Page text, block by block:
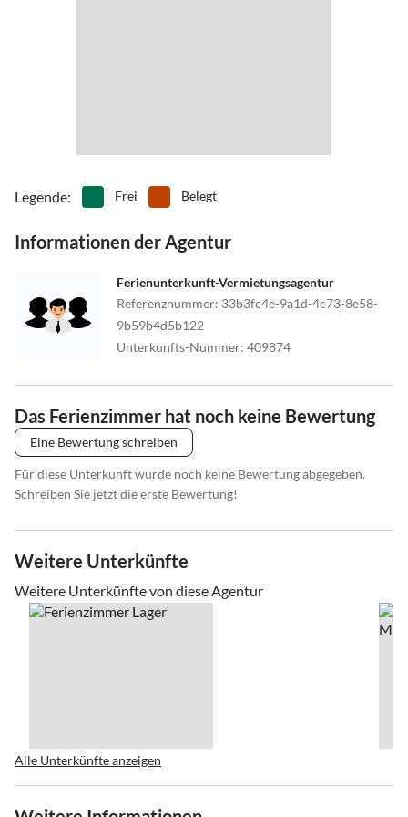
Legende: Frei Belegt
Informationen der Agentur
Ferienunterkunft-Vermietungsagentur
Referenznummer: 33b3fc4e-9a1d-4c73-8e58-
9b59b4d5b122
Unterkunfts-Nummer: 409874
Das Ferienzimmer hat noch keine Bewertung
Eine Bewertung schreiben
Für diese Unterkunft wurde noch keine Bewertung abgegeben.
Schreiben Sie jetzt die erste Bewertung!
Weitere Unterkünfte
Weitere Unterkünfte von diese Agentur
Alle Unterkünfte anzeigen